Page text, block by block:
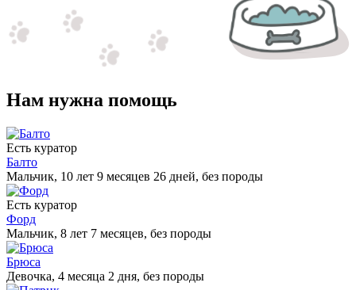
Нам нужна помощь
Есть куратор
Балто
Мальчик, 10 лет 9 месяцев 26 дней, без породы
Есть куратор
Форд
Мальчик, 8 лет 7 месяцев, без породы
Брюса
Девочка, 4 месяца 2 дня, без породы